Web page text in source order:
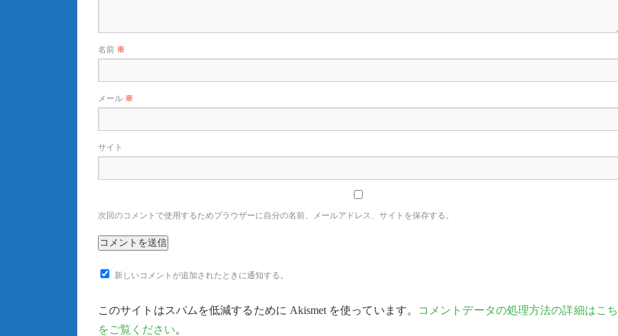
名前 ※
メール ※
サイト
次回のコメントで使用するためブラウザーに自分の名前、メールアドレス、サイトを保存する。
新しいコメントが追加されたときに通知する。
このサイトはスパムを低減するために Akismet を使っています。
コメントデータの処理方法の詳細はこ
をご覧ください。